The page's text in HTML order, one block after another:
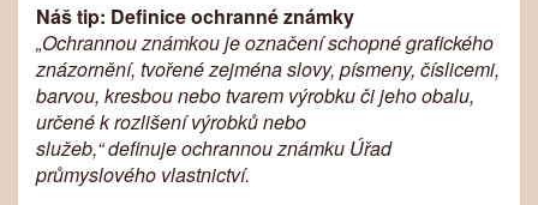
Náš tip: Definice ochranné známky
„Ochrannou známkou je označení schopné grafického
znázornění, tvořené zejména slovy, písmeny, číslicemi,
barvou, kresbou nebo tvarem výrobku či jeho obalu,
určené k rozlišení výrobků nebo
služeb,“ definuje ochrannou známku Úřad
průmyslového vlastnictví.